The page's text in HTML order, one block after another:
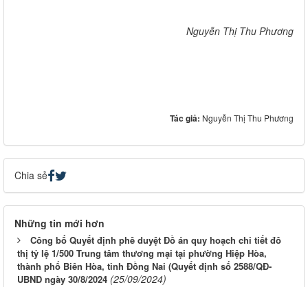
Nguyễn Thị Thu Phương
Tác giả: Nguyễn Thị Thu Phương
Chia sẻ
Những tin mới hơn
Công bố Quyết định phê duyệt Đồ án quy hoạch chi tiết đô
thị tỷ lệ 1/500 Trung tâm thương mại tại phường Hiệp Hòa,
thành phố Biên Hòa, tỉnh Đồng Nai (Quyết định số 2588/QĐ-
UBND ngày 30/8/2024 (25/09/2024)